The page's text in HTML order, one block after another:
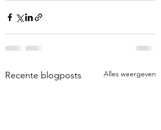
Recente blogposts Alles weergeven